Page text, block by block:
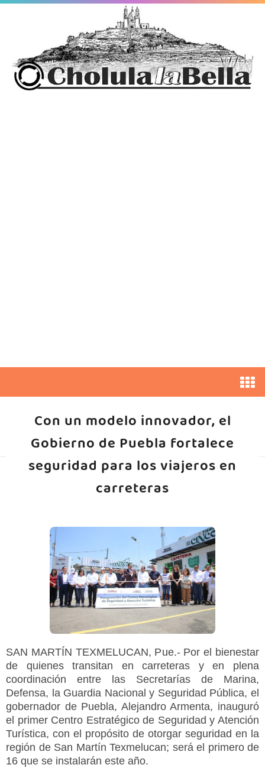
Con un modelo innovador, el
Gobierno de Puebla fortalece
seguridad para los viajeros en
carreteras
SAN MARTÍN TEXMELUCAN, Pue.- Por el bienestar
de quienes transitan en carreteras y en plena
coordinación entre las Secretarías de Marina,
Defensa, la Guardia Nacional y Seguridad Pública, el
gobernador de Puebla, Alejandro Armenta, inauguró
el primer Centro Estratégico de Seguridad y Atención
Turística, con el propósito de otorgar seguridad en la
región de San Martín Texmelucan; será el primero de
16 que se instalarán este año.